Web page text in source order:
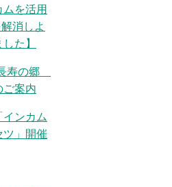
を活用
消しよ
た】
の郷
案内
ンカム
」開催